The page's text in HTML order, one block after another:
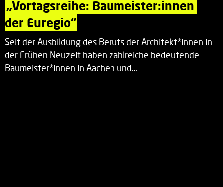
„Vortagsreihe: Baumeister:innen
der Euregio“
Seit der Ausbildung des Berufs der Architekt*innen in
der Frühen Neuzeit haben zahlreiche bedeutende
Baumeister*innen in Aachen und…